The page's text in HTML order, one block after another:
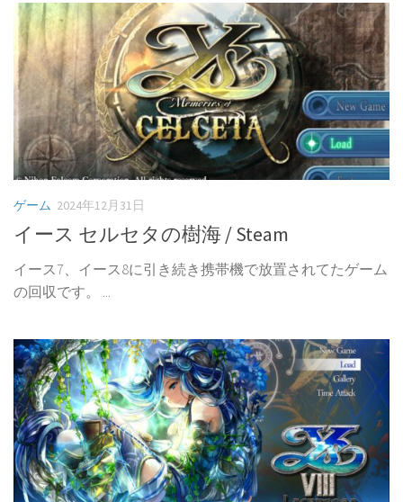
ゲーム 2024年12月31日
イース セルセタの樹海 / Steam
イース7、イース8に引き続き携帯機で放置されてたゲーム
の回収です。 ...